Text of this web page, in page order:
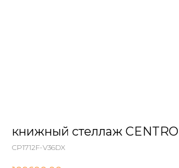
книжный стеллаж CENTRO
CP1712F-V36DX